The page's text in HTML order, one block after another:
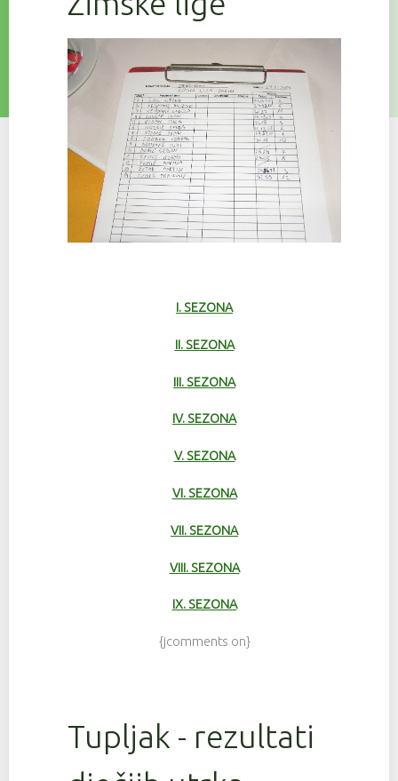
I. SEZONA
II. SEZONA
III. SEZONA
IV. SEZONA
V. SEZONA
VI. SEZONA
VII. SEZONA
VIII. SEZONA
IX. SEZONA
{jcomments on}
Tupljak - rezultati